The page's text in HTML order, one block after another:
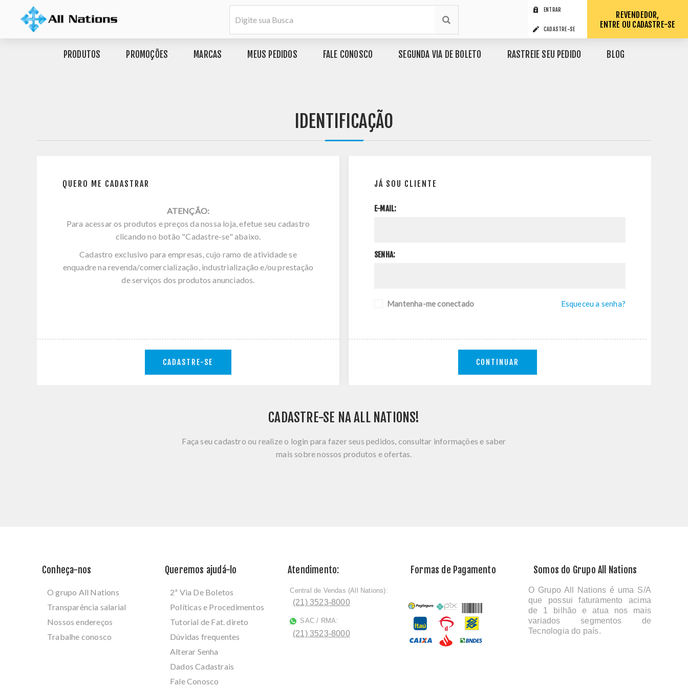
ENTRAR
CADASTRE-SE
REVENDEDOR,
ENTRE OU CADASTRE-SE
PRODUTOS PROMOÇÕES MARCAS MEUS PEDIDOS FALE CONOSCO SEGUNDA VIA DE BOLETO RASTREIE SEU PEDIDO BLOG
IDENTIFICAÇÃO
QUERO ME CADASTRAR
ATENÇÃO:
Para acessar os produtos e preços da nossa loja, efetue seu cadastro
clicando no botão "Cadastre-se" abaixo.
Cadastro exclusivo para empresas, cujo ramo de atividade se
enquadre na revenda/comercialização, industrialização e/ou prestação
de serviços dos produtos anunciados.
CADASTRE-SE
JÁ SOU CLIENTE
E-MAIL:
SENHA:
Mantenha-me conectado Esqueceu a senha?
CONTINUAR
CADASTRE-SE NA ALL NATIONS!
Faça seu cadastro ou realize o login para fazer seus pedidos, consultar informações e saber
mais sobre nossos produtos e ofertas.
Conheça-nos
O grupo All Nations
Transparência salarial
Nossos endereços
Trabalhe conosco
Queremos ajudá-lo
2ª Via De Boletos
Políticas e Procedimentos
Tutorial de Fat. direto
Dúvidas frequentes
Alterar Senha
Dados Cadastrais
Fale Conosco
Atendimento:
ﾠCentral de Vendas (All Nations):
(21) 3523-8000
SAC / RMA:
(21) 3523-8000
Formas de Pagamento Somos do Grupo All Nations
O Grupo All Nations é uma S/A
que possui faturamento acima
de 1 bilhão e atua nos mais
variados segmentos de
Tecnologia do país.